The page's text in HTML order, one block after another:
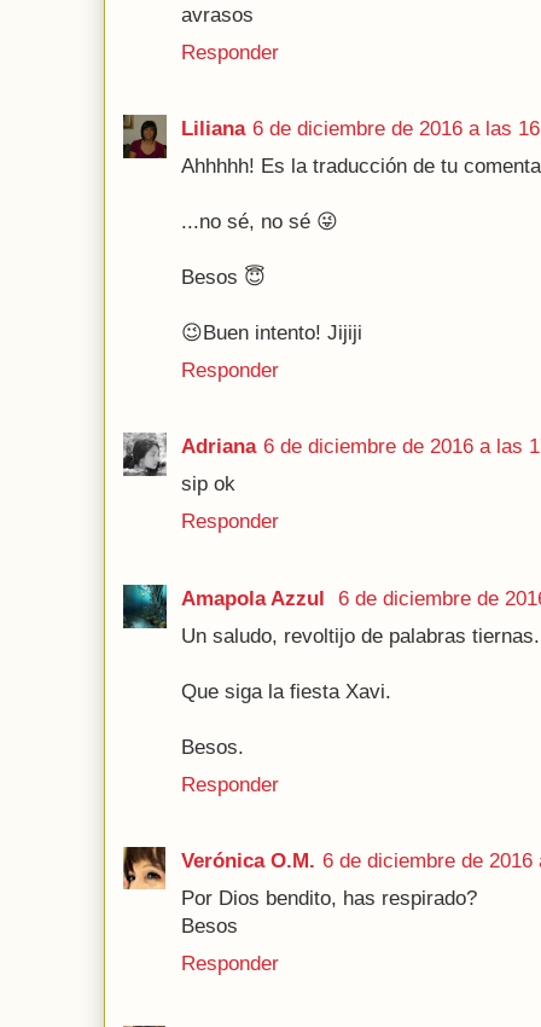
avrasos
Responder
Liliana 6 de diciembre de 2016 a las
Ahhhhh! Es la traducción de tu
...no sé, no sé 😜
Besos 😇
😉Buen intento! Jijiji
Responder
Adriana 6 de diciembre de 2016 a las
sip ok
Responder
Amapola Azzul
6 de diciembre de
Un saludo, revoltijo de palabras tiernas.
Que siga la fiesta Xavi.
Besos.
Responder
Verónica O.M. 6 de diciembre de 2016
Por Dios bendito, has respirado?
Besos
Responder